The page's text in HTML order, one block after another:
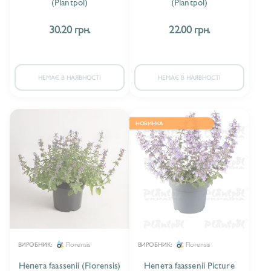
БРУННЕРА/BRUNNERA 8
БУДЛЕЯ/BUDDLEJA
БУЗОК/SYRINGA
БУЛЬБІНА/BULBINE
30.20 грн.
НЕМАЄ В НАЯВНОСТІ
22.00 грн.
НЕМАЄ В НАЯВНОСТІ
ВИРОБНИК: Florensis
Непета faassenii (Florensis)
НОВИНКА
ВИРОБНИК: Florensis
Непета faassenii Picture